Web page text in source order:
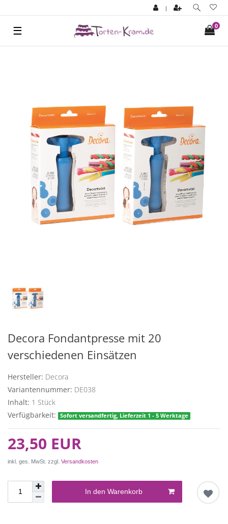
|
0
☰
Decora Fondantpresse mit 20
verschiedenen Einsätzen
Hersteller: Decora
Variantennummer: DE038
Inhalt: 1 Stück
Verfügbarkeit:
Sofort versandfertig, Lieferzeit 1 - 5 Werktage
23,50 EUR
inkl. ges. MwSt. zzgl. Versandkosten
In den Warenkorb